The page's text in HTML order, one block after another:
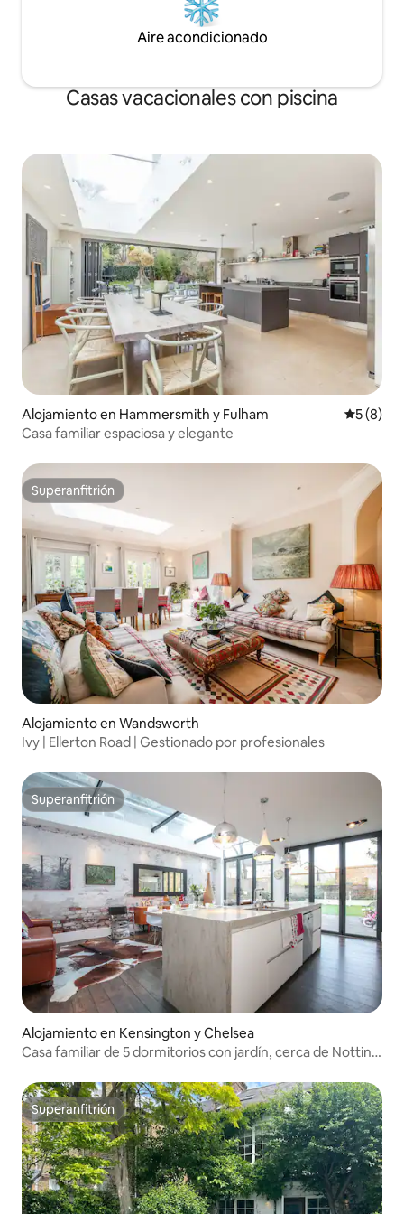
Aire acondicionado
Casas vacacionales con piscina
Alojamiento en Hammersmith y Fulham
5 (8)
Casa familiar espaciosa y elegante
Superanfitrión
Superanfitrión
Alojamiento en Wandsworth
Ivy | Ellerton Road | Gestionado por profesionales
Superanfitrión
Superanfitrión
Alojamiento en Kensington y Chelsea
Casa familiar de 5 dormitorios con jardín, cerca de Notting
Superanfitrión
Superanfitrión